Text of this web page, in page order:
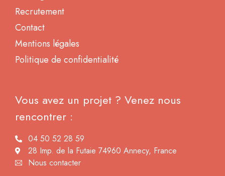
Recrutement
Contact
Mentions légales
Politique de confidentialité
Vous avez un projet ? Venez nous
rencontrer :
04 50 52 28 59
28 Imp. de la Futaie 74960 Annecy, France
Nous contacter